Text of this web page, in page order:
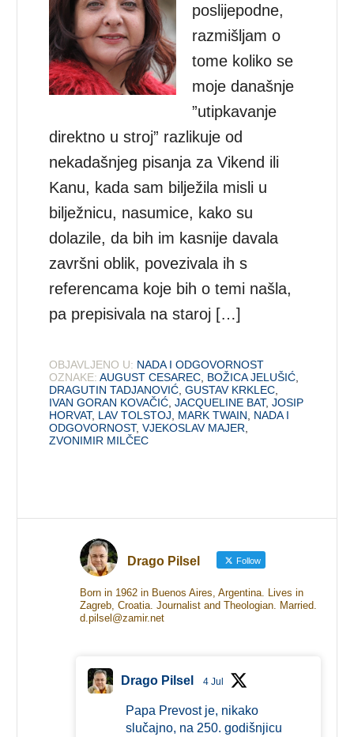
poslijepodne,
razmišljam o
tome koliko se
moje današnje
”utipkavanje
direktno u stroj” razlikuje od
nekadašnjeg pisanja za Vikend ili
Kanu, kada sam bilježila misli u
bilježnicu, nasumice, kako su
dolazile, da bih im kasnije davala
završni oblik, povezivala ih s
referencama koje bih o temi našla,
pa prepisivala na staroj […]
OBJAVLJENO U: NADA I ODGOVORNOST
OZNAKE: AUGUST CESAREC BOŽICA JELUŠIĆ
DRAGUTIN TADJANOVIĆ ,GUSTAV KRKLEC
IVAN GORAN KOVAČIĆ ,JACQUELINE BAT,JOSIP
HORVAT, LAV TOLSTOJ MARK TWAIN
NADA I
ODGOVORNOST,VJEKOSLAV MAJER
ZVONIMIR MILČEC
Drago Pilsel Follow
Born in 1962 in Buenos Aires, Argentina. Lives in
Zagreb, Croatia. Journalist and Theologian. Married.
d.pilsel@zamir.net
Drago Pilsel 4 Jul
Papa Prevost je, nikako
slučajno, na 250. godišnjicu